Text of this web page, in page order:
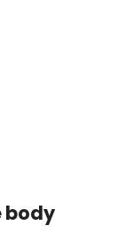
body